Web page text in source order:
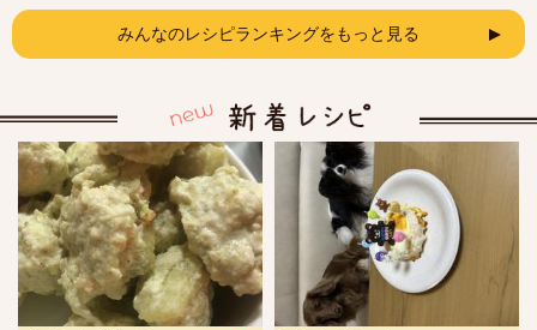
みんなのレシピランキングをもっと見る